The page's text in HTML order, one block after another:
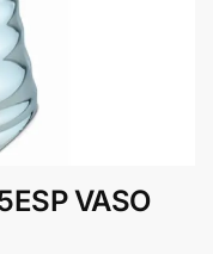
VASO